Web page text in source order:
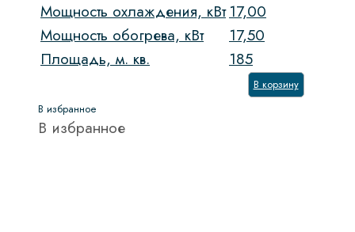
Мощность охлаждения, кВт 17,00
Мощность обогрева, кВт
17,50
Площадь, м. кв.
185
В корзину
В избранное
В избранное